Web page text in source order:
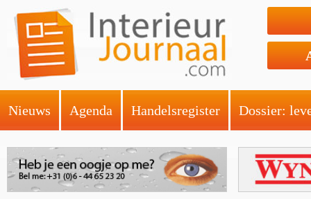
Nieuws Agenda Handelsregister Dossier: